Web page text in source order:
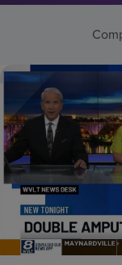
Buscar un centro
Inversores
Empleos
Pagar mi factura